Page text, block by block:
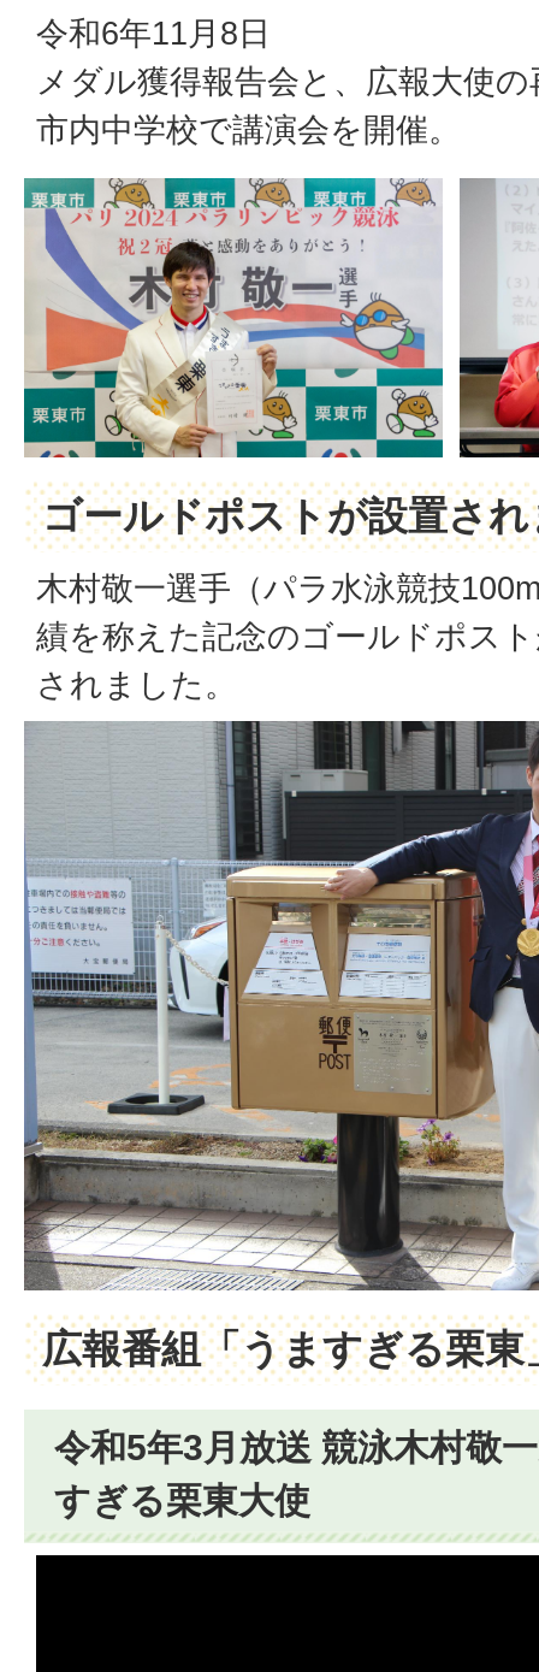
令和6年11月8日
メダル獲得報告会と、広報大使
市内中学校で講演会を開催。
ゴールドポストが設置さ
木村敬一選手（パラ水泳競技
績を称えた記念のゴールドポス
されました。
広報番組「うますぎる栗東
令和5年3月放送 競泳木村敬
すぎる栗東大使